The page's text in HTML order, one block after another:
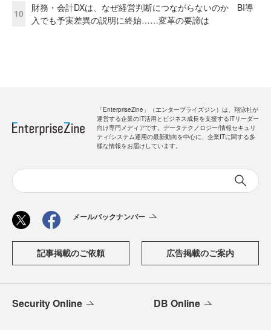
10
財務・会計DXは、なぜ経営判断につながらないのか BI導
入でも予実差異の説明に終始……変革の要諦は
「EnterpriseZine」（エンタープライズジン）は、翔泳社が
運営する企業のIT活用とビジネス成長を支援するITリーダー
向け専門メディアです。データテクノロジー/情報セキュリ
ティ/システム運用の最新動向を中心に、企業ITに関する多
様な情報をお届けしています。
メールバックナンバー
記事掲載のご依頼 広告掲載のご案内
Security Online DB Online